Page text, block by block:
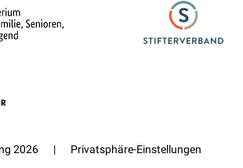
Stifterverband
2026 | Privatsphäre-Einstellungen